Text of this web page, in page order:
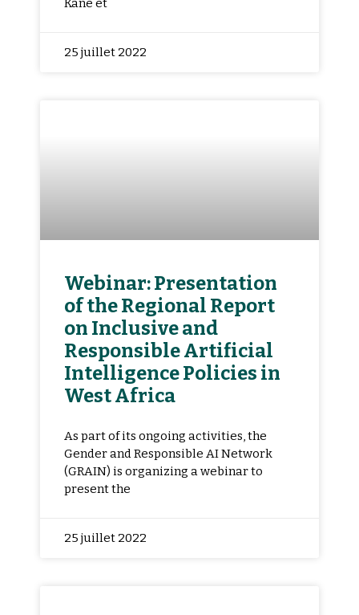
Kane et
25 juillet 2022
Webinar: Presentation
of the Regional Report
on Inclusive and
Responsible Artificial
Intelligence Policies in
West Africa
As part of its ongoing activities, the
Gender and Responsible AI Network
(GRAIN) is organizing a webinar to
present the
25 juillet 2022